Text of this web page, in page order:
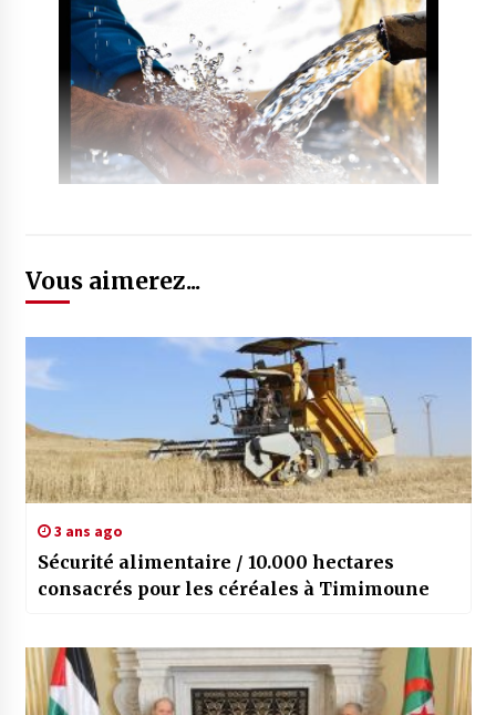
Vous aimerez...
3 ans ago
Sécurité alimentaire / 10.000 hectares
consacrés pour les céréales à Timimoune